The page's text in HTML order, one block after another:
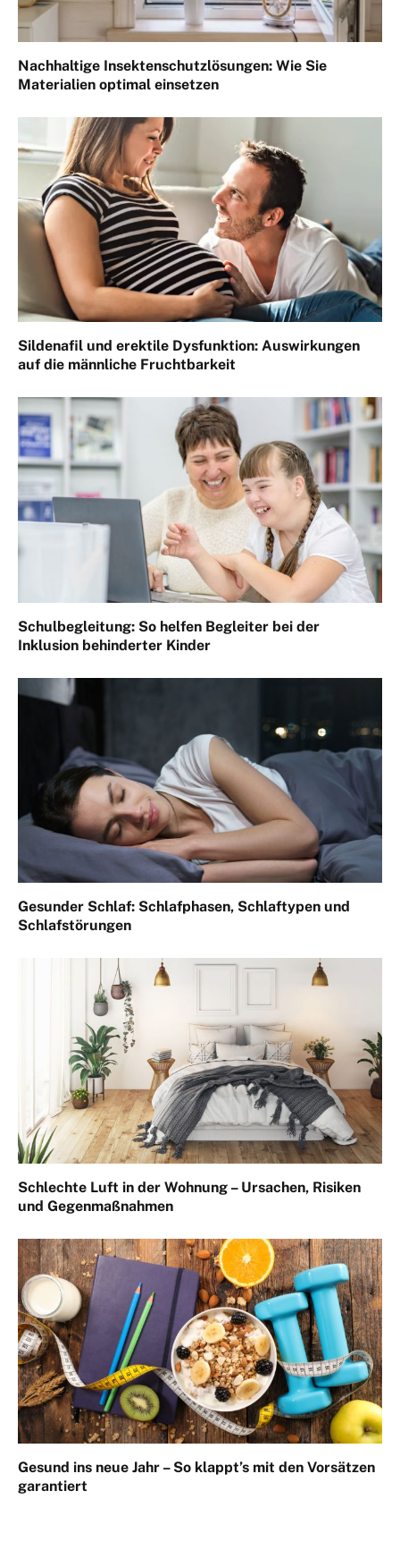
Nachhaltige Insektenschutzlösungen: Wie Sie
Materialien optimal einsetzen
Sildenafil und erektile Dysfunktion: Auswirkungen
auf die männliche Fruchtbarkeit
Schulbegleitung: So helfen Begleiter bei der
Inklusion behinderter Kinder
Gesunder Schlaf: Schlafphasen, Schlaftypen und
Schlafstörungen
Schlechte Luft in der Wohnung – Ursachen, Risiken
und Gegenmaßnahmen
Gesund ins neue Jahr – So klappt’s mit den Vorsätzen
garantiert